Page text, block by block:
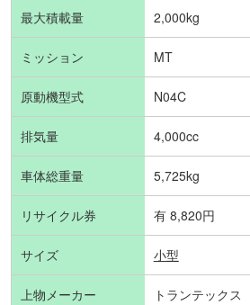
最大積載量 2,000kg
ミッション MT
原動機型式 N04C
排気量 4,000cc
車体総重量 5,725kg
リサイクル券 有 8,820円
サイズ 小型
上物メーカー トランテックス